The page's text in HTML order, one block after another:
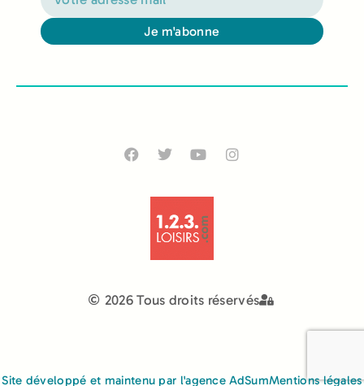
Je m'abonne
2026 Tous droits réservés
Site développé et maintenu par l'agence AdSumMentions légales